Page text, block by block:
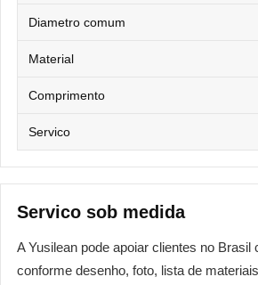
Diametro comum
Material
Comprimento
Servico
Servico sob medida
A Yusilean pode apoiar clientes no
conforme desenho, foto, lista de